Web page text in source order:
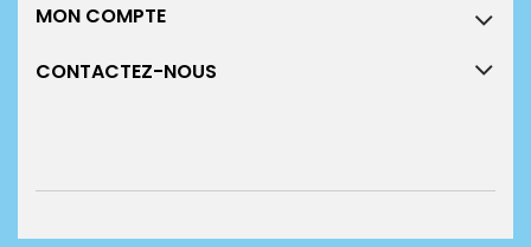
MON COMPTE
CONTACTEZ-NOUS